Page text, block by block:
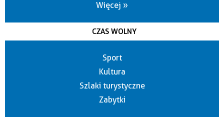
Więcej »
CZAS WOLNY
Sport
Kultura
Szlaki turystyczne
Zabytki